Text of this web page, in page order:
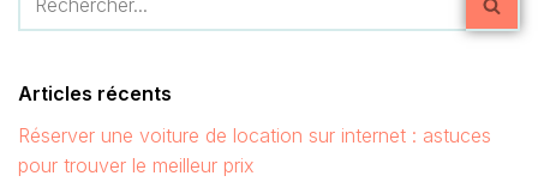
Articles récents
Réserver une voiture de location sur internet : astuces
pour trouver le meilleur prix